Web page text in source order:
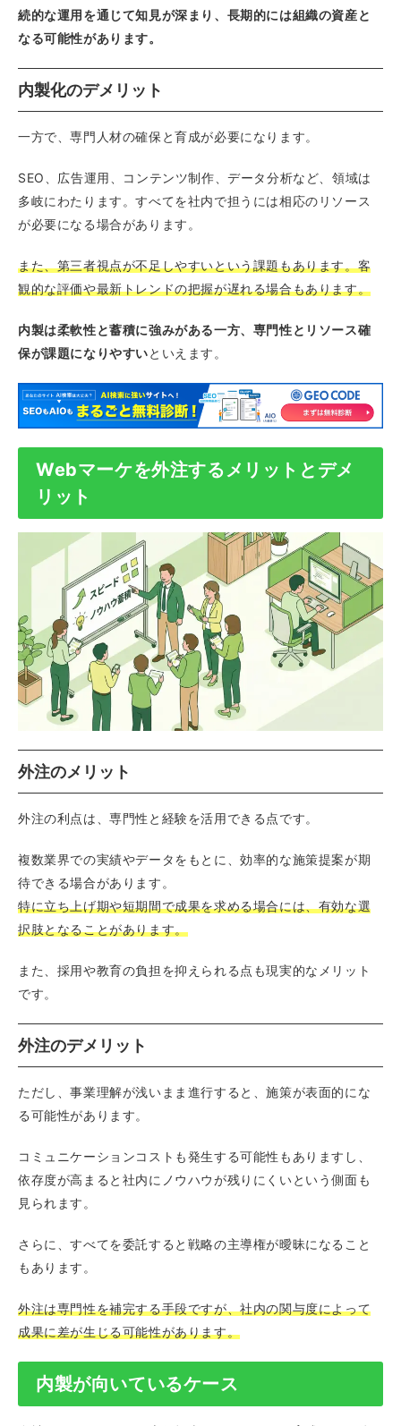
続的な運用を通じて知見が深まり、長期的には組織の資産と
なる可能性があります。
内製化のデメリット
一方で、専門人材の確保と育成が必要になります。
SEO、広告運用、コンテンツ制作、データ分析など、領域は
多岐にわたります。すべてを社内で担うには相応のリソース
が必要になる場合があります。
また、第三者視点が不足しやすいという課題もあります。客
観的な評価や最新トレンドの把握が遅れる場合もあります。
内製は柔軟性と蓄積に強みがある一方、専門性とリソース確
保が課題になりやすいといえます。
Webマーケを外注するメリットとデメ
リット
外注のメリット
外注の利点は、専門性と経験を活用できる点です。
複数業界での実績やデータをもとに、効率的な施策提案が期
待できる場合があります。
特に立ち上げ期や短期間で成果を求める場合には、有効な選
択肢となることがあります。
また、採用や教育の負担を抑えられる点も現実的なメリット
です。
外注のデメリット
ただし、事業理解が浅いまま進行すると、施策が表面的にな
る可能性があります。
コミュニケーションコストも発生する可能性もありますし、
依存度が高まると社内にノウハウが残りにくいという側面も
見られます。
さらに、すべてを委託すると戦略の主導権が曖昧になること
もあります。
外注は専門性を補完する手段ですが、社内の関与度によって
成果に差が生じる可能性があります。
内製が向いているケース